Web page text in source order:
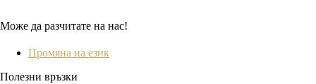
Може да разчитате на нас!
Промяна на език
Полезни връзки